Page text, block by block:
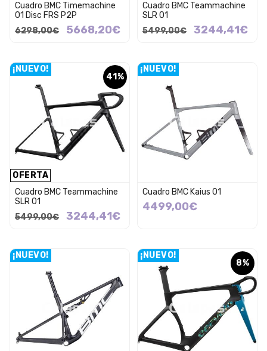
Cuadro BMC Timemachine
01 Disc FRS P2P
6298,00€
5668,20€
Cuadro BMC Teammachine
SLR 01
5499,00€
3244,41€
41%
OFERTA
¡NUEVO!
Cuadro BMC Teammachine
SLR 01
5499,00€
3244,41€
¡NUEVO!
Cuadro BMC Kaius 01
4499,00€
¡NUEVO!
8%
¡NUEVO!